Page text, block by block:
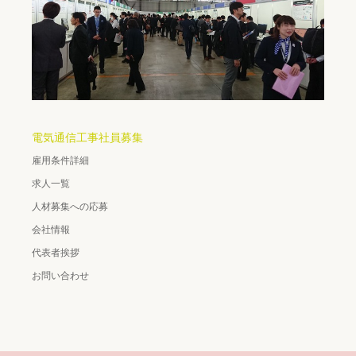
電気通信工事社員募集
雇用条件詳細
求人一覧
人材募集への応募
会社情報
代表者挨拶
お問い合わせ